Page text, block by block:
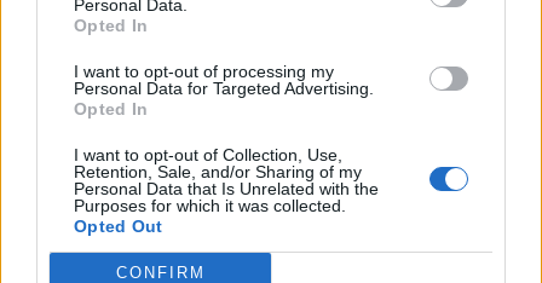
Personal Data.
Opted In
I want to opt-out of processing my
Personal Data for Targeted Advertising.
Opted In
I want to opt-out of Collection, Use,
Retention, Sale, and/or Sharing of my
Personal Data that Is Unrelated with the
Purposes for which it was collected.
Opted Out
CONFIRM
Lajme të ngjashme:
Demonstratat masive në
Serbi, Vuçiç fal 13
protestues
Vijojnë protestat në Serbi,
qytetarët qëndruan 15
kujtim të viktimave të